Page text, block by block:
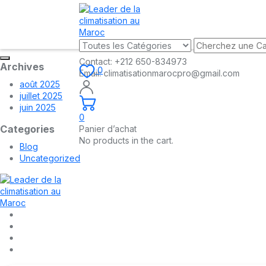
Archives
août 2025
juillet 2025
juin 2025
Categories
Blog
Uncategorized
Contact: +212 650-834973
Email:climatisationmarocpro@gmail.com
0
0
Panier d’achat
No products in the cart.